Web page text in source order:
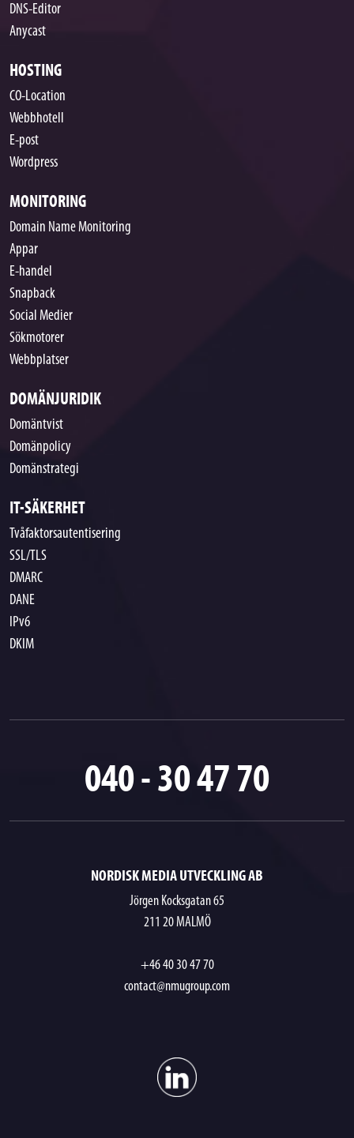
DNS-Editor
Anycast
HOSTING
CO-Location
Webbhotell
E-post
Wordpress
MONITORING
Domain Name Monitoring
Appar
E-handel
Snapback
Social Medier
Sökmotorer
Webbplatser
DOMÄNJURIDIK
Domäntvist
Domänpolicy
Domänstrategi
IT-SÄKERHET
Tvåfaktorsautentisering
SSL/TLS
DMARC
DANE
IPv6
DKIM
040 - 30 47 70
NORDISK MEDIA UTVECKLING AB
Jörgen Kocksgatan 65
211 20 MALMÖ
+46 40 30 47 70
contact@nmugroup.com